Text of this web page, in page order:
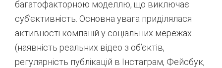
багатофакторною моделлю, що виключає
суб’єктивність. Основна увага приділялася
активності компаній у соціальних мережах
(наявність реальних відео з об’єктів,
регулярність публікацій в Інстаграм, Фейсбук,